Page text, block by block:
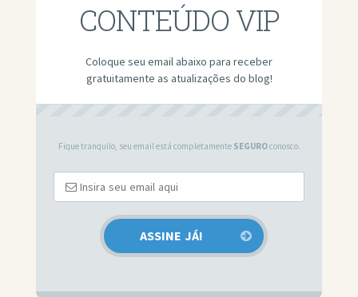
CONTEÚDO VIP
Coloque seu email abaixo para receber
gratuitamente as atualizações do blog!
Fique tranquilo, seu email está completamente SEGUROconosco.